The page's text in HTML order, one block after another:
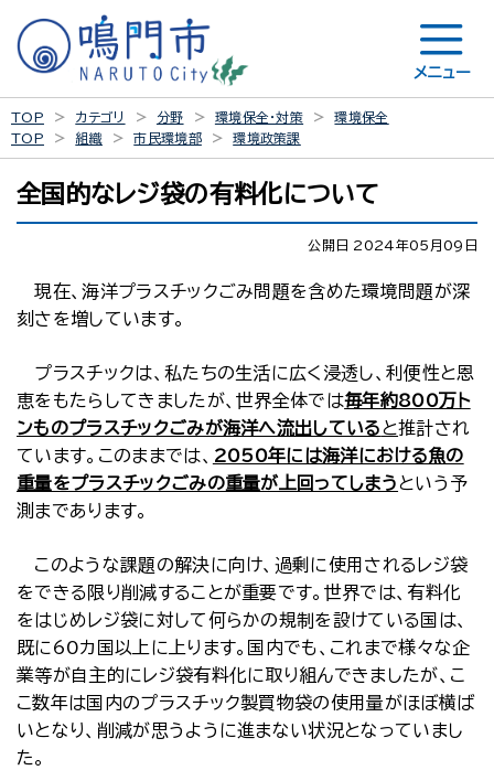
メニュー
TOP カテゴリ 分野 環境保全・対策
環境保全
TOP
組織 市民環境部 環境政策課
全国的なレジ袋の有料化について
公開日 2024年05月09日
現在、海洋プラスチックごみ問題を含めた環境問題が深
刻さを増しています。
プラスチックは、私たちの生活に広く浸透し、利便性と恩
恵をもたらしてきましたが、世界全体では毎年約800万ト
ンものプラスチックごみが海洋へ流出していると推計され
ています。このままでは、 2050年には海洋における魚の
重量をプラスチックごみの重量が上回ってしまうという予
測まであります。
このような課題の解決に向け、過剰に使用されるレジ袋
をできる限り削減することが重要です。世界では、有料化
をはじめレジ袋に対して何らかの規制を設けている国は、
既に60カ国以上に上ります。国内でも、これまで様々な企
業等が自主的にレジ袋有料化に取り組んできましたが、こ
こ数年は国内のプラスチック製買物袋の使用量がほぼ横ば
いとなり、削減が思うように進まない状況となっていまし
た。